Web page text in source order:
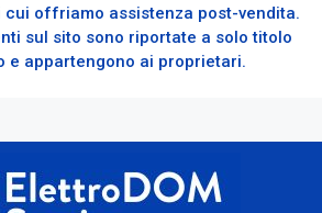
cui offriamo assistenza post-vendita.
sul sito sono riportate a solo titolo
e appartengono ai proprietari.